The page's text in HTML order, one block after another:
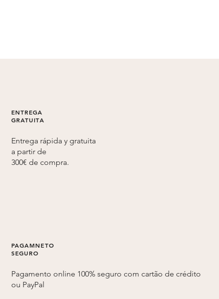
ENTREGA
GRATUITA
Entrega rápida y gratuita
a partir de
300€ de compra.
PAGAMNETO
SEGURO
Pagamento online 100% seguro com cartão de crédito
ou PayPal